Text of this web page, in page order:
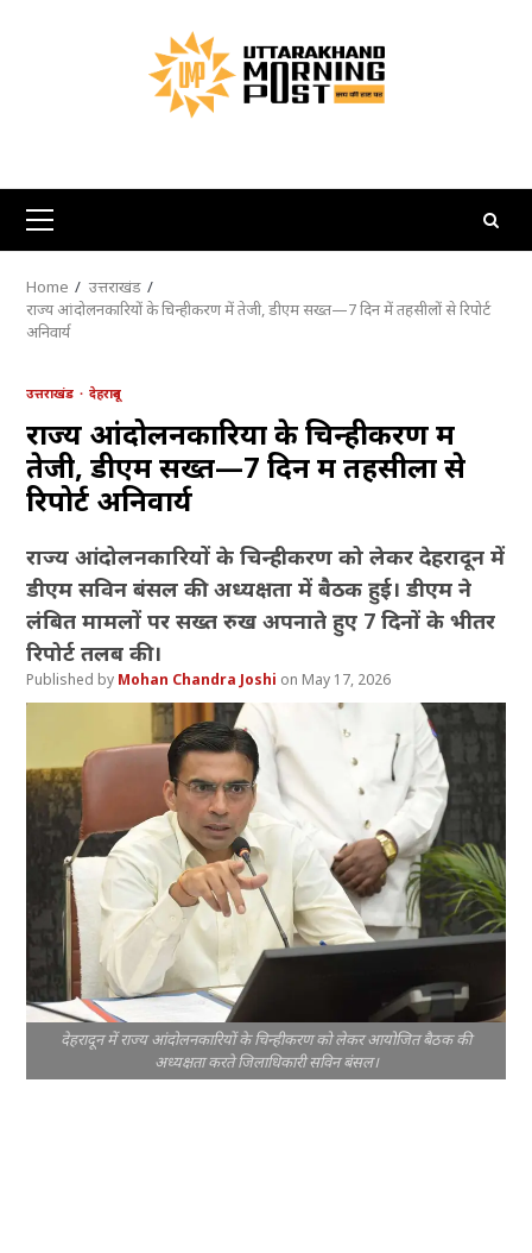
Primary
Menu
Home
उत्तराखंड
राज्य आंदोलनकारियों के चिन्हीकरण में तेजी, डीएम सख्त—7 दिन में तहसीलों से रिपोर्ट
अनिवार्य
उत्तराखंड देहरादून
राज्य आंदोलनकारियों के चिन्हीकरण में
तेजी, डीएम सख्त—7 दिन में तहसीलों से
रिपोर्ट अनिवार्य
राज्य आंदोलनकारियों के चिन्हीकरण को लेकर देहरादून में
डीएम सविन बंसल की अध्यक्षता में बैठक हुई। डीएम ने
लंबित मामलों पर सख्त रुख अपनाते हुए 7 दिनों के भीतर
रिपोर्ट तलब की।
Mohan Chandra Joshi May 17, 2026
देहरादून में राज्य आंदोलनकारियों के चिन्हीकरण को लेकर आयोजित बैठक की
अध्यक्षता करते जिलाधिकारी सविन बंसल।